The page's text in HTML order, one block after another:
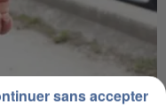
sans accepter